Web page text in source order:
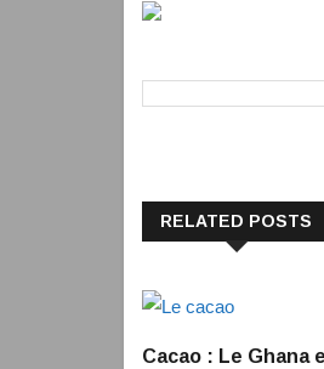
RELATED POSTS
Cacao : Le Ghana